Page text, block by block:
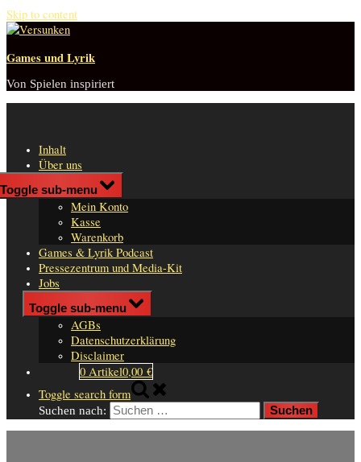
Skip to content
Games und Lyrik
Von Spielen inspiriert
Inhalt
Über uns
Shop
Toggle sub-menu
Mein Konto
Kasse
Warenkorb
Games & Lyrik Podcast
Pressezentrum und Media-Kit
Jobs
Impressum
Toggle sub-menu
AGBs
Datenschutzerklärung
Disclaimer
0 Artikel0,00 €
Toggle search form
Suchen nach: